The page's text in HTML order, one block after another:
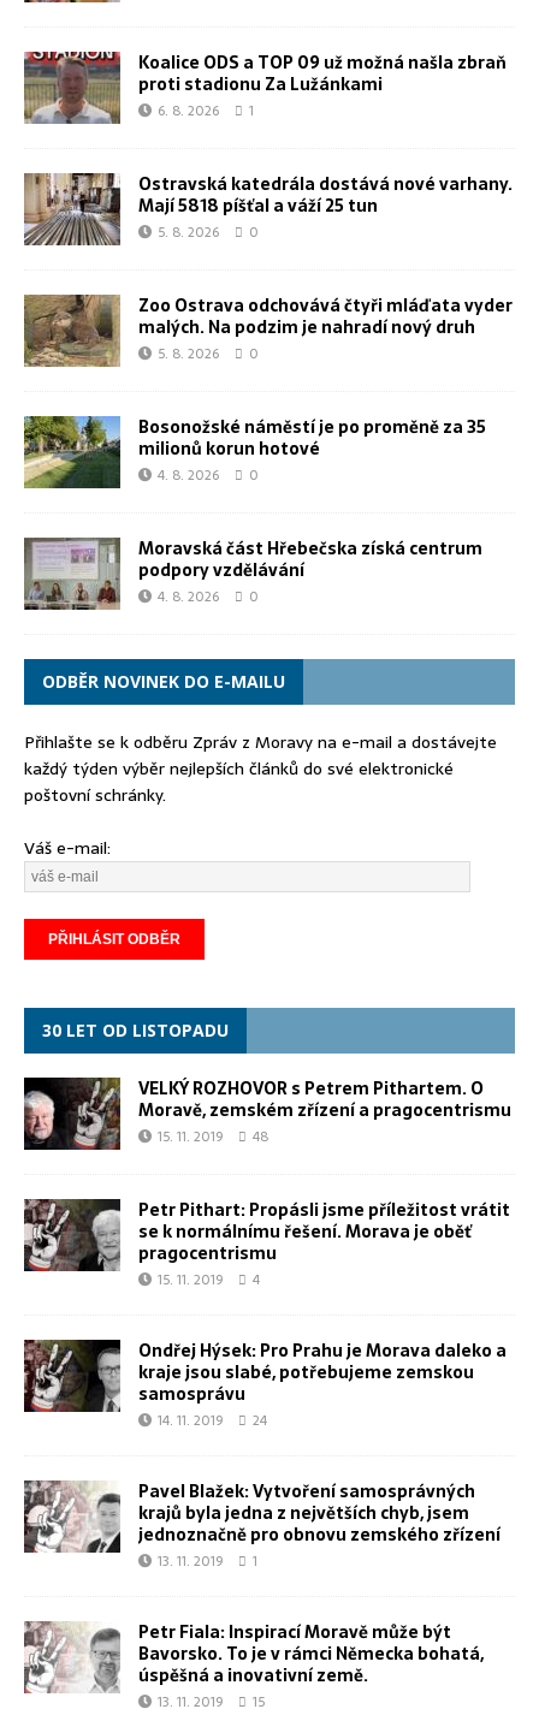
Koalice ODS a TOP 09 už možná našla zbraň
proti stadionu Za Lužánkami
6. 8. 2026 1
Ostravská katedrála dostává nové varhany.
Mají 5818 píšťal a váží 25 tun
5. 8. 2026 0
Zoo Ostrava odchovává čtyři mláďata vyder
malých. Na podzim je nahradí nový druh
5. 8. 2026 0
Bosonožské náměstí je po proměně za 35
milionů korun hotové
4. 8. 2026 0
Moravská část Hřebečska získá centrum
podpory vzdělávání
4. 8. 2026 0
ODBĚR NOVINEK DO E-MAILU
Přihlašte se k odběru Zpráv z Moravy na e-mail a dostávejte
každý týden výběr nejlepších článků do své elektronické
poštovní schránky.
Váš e-mail:
30 LET OD LISTOPADU
VELKÝ ROZHOVOR s Petrem Pithartem. O
Moravě, zemském zřízení a pragocentrismu
15. 11. 2019 48
Petr Pithart: Propásli jsme příležitost vrátit
se k normálnímu řešení. Morava je oběť
pragocentrismu
15. 11. 2019 4
Ondřej Hýsek: Pro Prahu je Morava daleko a
kraje jsou slabé, potřebujeme zemskou
samosprávu
14. 11. 2019 24
Pavel Blažek: Vytvoření samosprávných
krajů byla jedna z největších chyb, jsem
jednoznačně pro obnovu zemského zřízení
13. 11. 2019 1
Petr Fiala: Inspirací Moravě může být
Bavorsko. To je v rámci Německa bohatá,
úspěšná a inovativní země.
13. 11. 2019 15